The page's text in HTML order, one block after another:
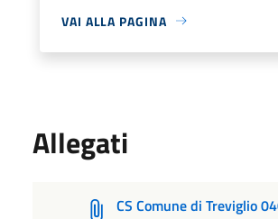
VAI ALLA PAGINA
Allegati
CS Comune di Treviglio